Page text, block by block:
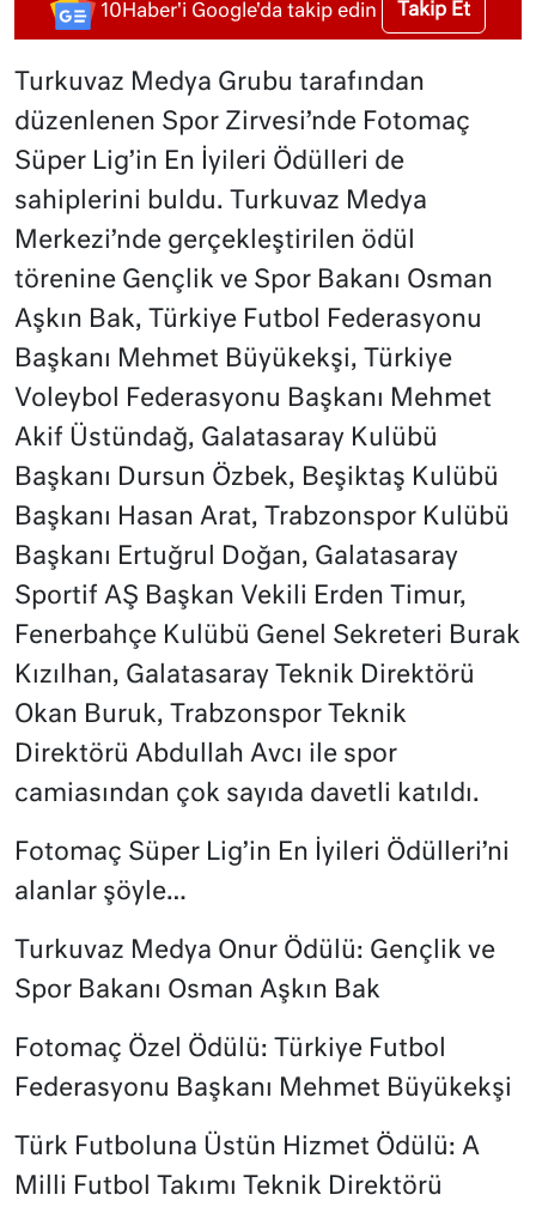
10Haber'i Google'da takip edin Takip Et
Turkuvaz Medya Grubu tarafından
düzenlenen Spor Zirvesi’nde Fotomaç
Süper Lig’in En İyileri Ödülleri de
sahiplerini buldu. Turkuvaz Medya
Merkezi’nde gerçekleştirilen ödül
törenine Gençlik ve Spor Bakanı Osman
Aşkın Bak, Türkiye Futbol Federasyonu
Başkanı Mehmet Büyükekşi, Türkiye
Voleybol Federasyonu Başkanı Mehmet
Akif Üstündağ, Galatasaray Kulübü
Başkanı Dursun Özbek, Beşiktaş Kulübü
Başkanı Hasan Arat, Trabzonspor Kulübü
Başkanı Ertuğrul Doğan, Galatasaray
Sportif AŞ Başkan Vekili Erden Timur,
Fenerbahçe Kulübü Genel Sekreteri Burak
Kızılhan, Galatasaray Teknik Direktörü
Okan Buruk, Trabzonspor Teknik
Direktörü Abdullah Avcı ile spor
camiasından çok sayıda davetli katıldı.
Fotomaç Süper Lig’in En İyileri Ödülleri’ni
alanlar şöyle…
Turkuvaz Medya Onur Ödülü: Gençlik ve
Spor Bakanı Osman Aşkın Bak
Fotomaç Özel Ödülü: Türkiye Futbol
Federasyonu Başkanı Mehmet Büyükekşi
Türk Futboluna Üstün Hizmet Ödülü: A
Milli Futbol Takımı Teknik Direktörü